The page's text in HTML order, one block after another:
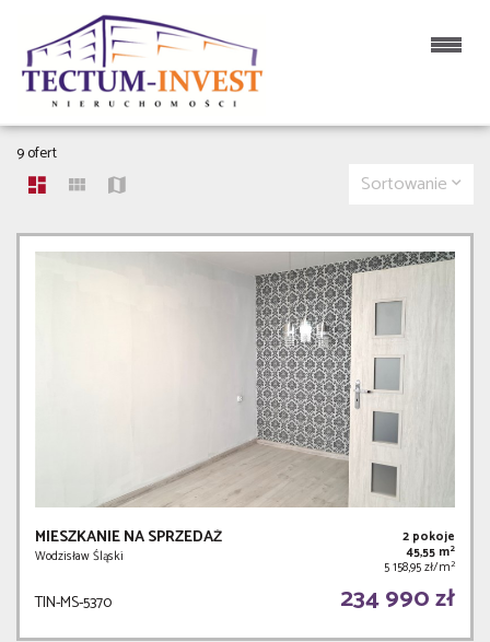
MIESZKANIA NA SPRZEDAŻ
9 ofert
Sortowanie
MIESZKANIE NA SPRZEDAŻ
Wodzisław Śląski
2 pokoje
45,55 m2
5 158,95 zł/m2
TIN-MS-5370 234 990 zł